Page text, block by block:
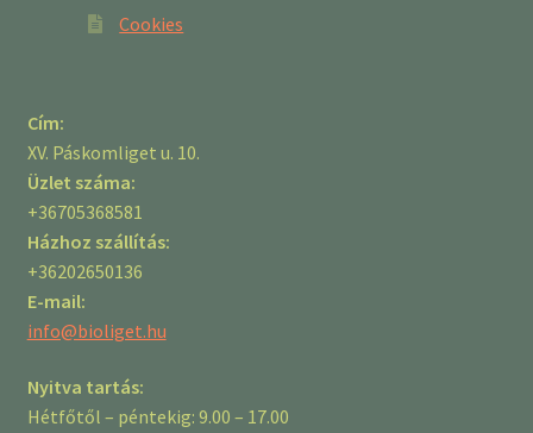
Cookies
Cím:
XV. Páskomliget u. 10.
Üzlet száma:
+36705368581
Házhoz szállítás:
+36202650136
E-mail:
info@bioliget.hu
Nyitva tartás:
Hétfőtől – péntekig: 9.00 – 17.00